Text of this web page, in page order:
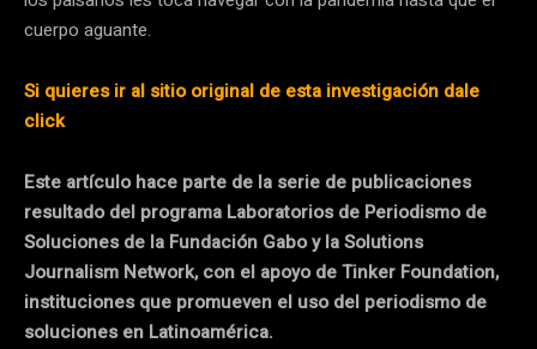
cuerpo aguante.
Si quieres ir al sitio original de esta investigación dale
click
Este artículo hace parte de la serie de publicaciones
resultado del programa Laboratorios de Periodismo de
Soluciones de la Fundación Gabo y la Solutions
Journalism Network, con el apoyo de Tinker Foundation,
instituciones que promueven el uso del periodismo de
soluciones en Latinoamérica.